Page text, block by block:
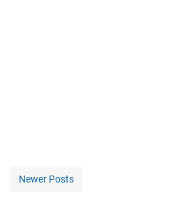
Newer Posts